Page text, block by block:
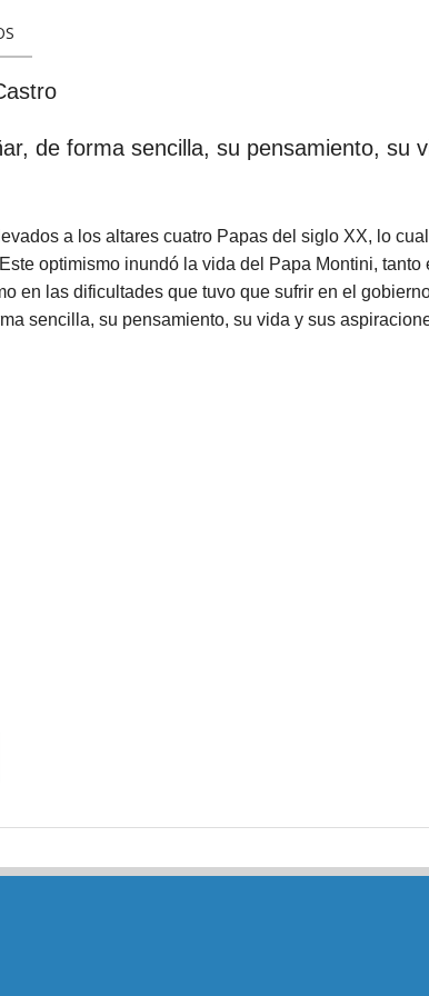
DIGITAL
de forma sencilla, su pensamiento, su
a los altares cuatro Papas del siglo XX, lo
optimismo inundó la vida del Papa Montini, tanto
en las dificultades que tuvo que sufrir en el
sencilla, su pensamiento, su vida y sus